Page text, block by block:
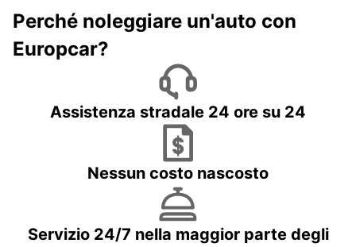
Perché noleggiare un'auto con
Europcar?
Assistenza stradale 24 ore su 24
Nessun costo nascosto
Servizio 24/7 nella maggior parte degli